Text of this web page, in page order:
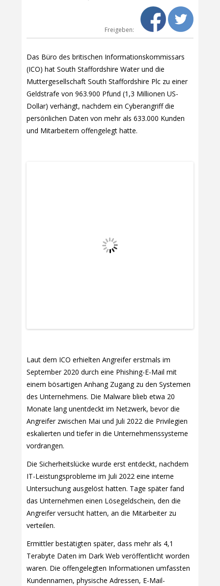
Freigeben:
Das Büro des britischen Informationskommissars
(ICO) hat South Staffordshire Water und die
Muttergesellschaft South Staffordshire Plc zu einer
Geldstrafe von 963.900 Pfund (1,3 Millionen US-
Dollar) verhängt, nachdem ein Cyberangriff die
persönlichen Daten von mehr als 633.000 Kunden
und Mitarbeitern offengelegt hatte.
Laut dem ICO erhielten Angreifer erstmals im
September 2020 durch eine Phishing-E-Mail mit
einem bösartigen Anhang Zugang zu den Systemen
des Unternehmens. Die Malware blieb etwa 20
Monate lang unentdeckt im Netzwerk, bevor die
Angreifer zwischen Mai und Juli 2022 die Privilegien
eskalierten und tiefer in die Unternehmenssysteme
vordrangen.
Die Sicherheitslücke wurde erst entdeckt, nachdem
IT-Leistungsprobleme im Juli 2022 eine interne
Untersuchung ausgelöst hatten. Tage später fand
das Unternehmen einen Lösegeldschein, den die
Angreifer versucht hatten, an die Mitarbeiter zu
verteilen.
Ermittler bestätigten später, dass mehr als 4,1
Terabyte Daten im Dark Web veröffentlicht worden
waren. Die offengelegten Informationen umfassten
Kundennamen, physische Adressen, E-Mail-